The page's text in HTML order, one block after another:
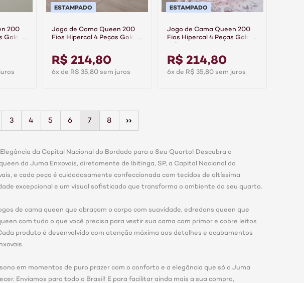
200
Gold -
ESTAMPADO
Jogo de Cama Queen 200
Fios Hipercal 4 Peças Gold -
R$ 214,80
6x de R$ 35,80 sem juros
ESTAMPADO
Jogo de Cama Queen 200
Fios Hipercal 4 Peças Gold -
R$ 214,80
6x de R$ 35,80 sem juros
3 4 5 6 7 8
da Capital Nacional do Bordado para o Seu Quarto! Descubra a
da Juma Enxovais, diretamente de Ibitinga, SP, a Capital Nacional do
e cada peça é cuidadosamente confeccionada com tecidos de altíssima
excepcional e um visual sofisticado que transforma o ambiente do seu quarto.
de cama queen que abraçam o corpo com suavidade, edredons queen que
com tudo o que você precisa para vestir sua cama com primor e cobre leitos
produto é desenvolvido com atenção máxima aos detalhes e acabamentos
em momentos de puro prazer com o conforto e a elegância que só a Juma
Enviamos para todo o Brasil! E para facilitar ainda mais a sua compra,